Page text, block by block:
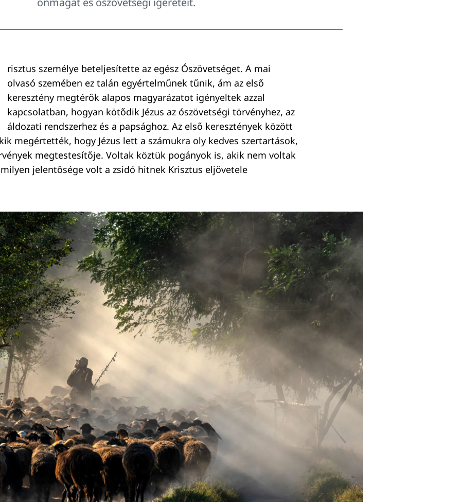
risztus személye beteljesítette az egész Ószövetséget. A mai
olvasó szemében ez talán egyértelműnek tűnik, ám az első
keresztény megtérők alapos magyarázatot igényeltek azzal
kapcsolatban, hogyan kötődik Jézus az ószövetségi törvényhez, az
áldozati rendszerhez és a papsághoz. Az első keresztények között
megértették, hogy Jézus lett a számukra oly kedves szertartások,
megtestesítője. Voltak köztük pogányok is, akik nem voltak
jelentősége volt a zsidó hitnek Krisztus eljövetele